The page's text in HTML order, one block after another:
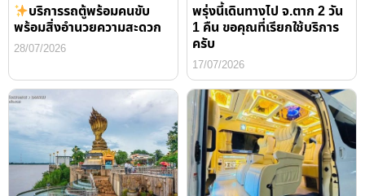
บริการรถตู้พร้อมคนขับ
พร้อมสิ่งอำนวยความสะดวก
28/07/2026
พรุ่งนี้เดินทางไป จ.ตาก 2 วัน
1 คืน ขอคุณที่เรียกใช้บริการ
ครับ
17/07/2026